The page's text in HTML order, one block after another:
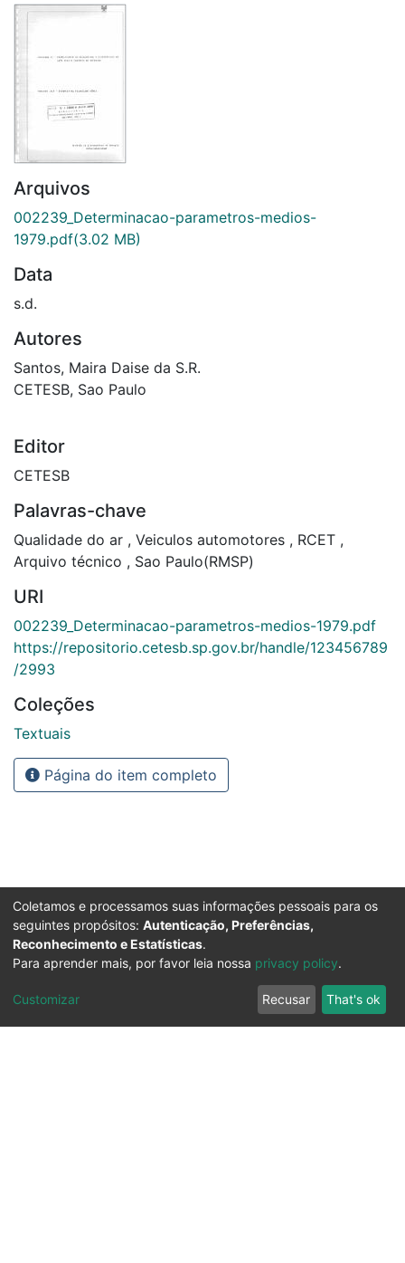
Arquivos
002239_Determinacao-parametros-medios-
1979.pdf(3.02 MB)
Data
s.d.
Autores
Santos, Maira Daise da S.R.
CETESB, Sao Paulo
Editor
CETESB
Palavras-chave
Qualidade do ar , Veiculos automotores , RCET ,
Arquivo técnico , Sao Paulo(RMSP)
URI
002239_Determinacao-parametros-medios-1979.pdf
https://repositorio.cetesb.sp.gov.br/handle/123456789
/2993
Coleções
Textuais
Página do item completo
Coletamos e processamos suas informações pessoais para os
seguintes propósitos: Autenticação, Preferências,
Reconhecimento e Estatísticas.
Para aprender mais, por favor leia nossa privacy policy.
Customizar Recusar That's ok